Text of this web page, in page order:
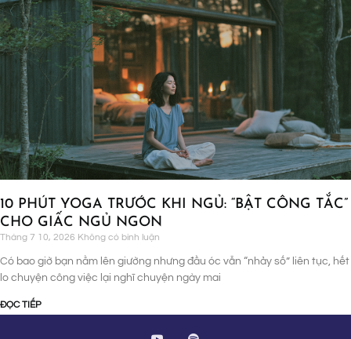
10 PHÚT YOGA TRƯỚC KHI NGỦ: “BẬT CÔNG TẮC”
CHO GIẤC NGỦ NGON
Tháng 7 10, 2026 Không có bình luận
Có bao giờ bạn nằm lên giường nhưng đầu óc vẫn “nhảy số” liên tục, hết
lo chuyện công việc lại nghĩ chuyện ngày mai
ĐỌC TIẾP